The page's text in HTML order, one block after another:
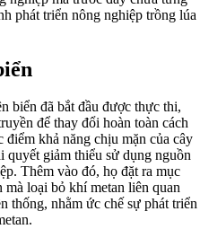
phát triển nông nghiệp trồng lúa
biển đã bắt đầu được thực thi,
để thay đổi hoàn toàn cách
khả năng chịu mặn của cây
giảm thiểu sử dụng nguồn
Thêm vào đó, họ đặt ra mục
loại bỏ khí metan liên quan
thống, nhằm ức chế sự phát triển